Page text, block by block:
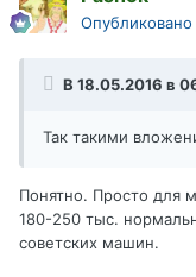
Опубликовано
В 18.05.2016 в
Так такими
Понятно. Просто для
180-250 тыс.
советских машин.